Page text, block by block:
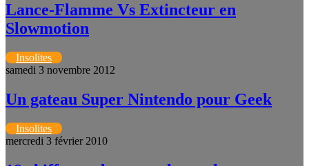
Lance-Flamme Vs Extincteur en
Slowmotion
Insolites
samedi 3 novembre 2012
Un gateau Super Nintendo pour Geek
Insolites
mercredi 3 février 2010